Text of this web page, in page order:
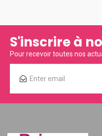
S'inscrire à
Pour recevoir toutes nos